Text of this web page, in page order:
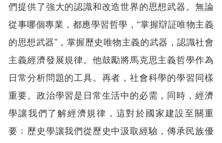
們提供了強大的認識和改造世界的思想武器。無論
從事哪個專業，都應學習哲學，“掌握辯証唯物主義
的思想武器”，掌握歷史唯物主義的武器，認識社會
主義經濟發展規律。他鼓勵將馬克思主義哲學作為
日常分析問題的工具。再者，社會科學的學習同樣
重要。政治學習是日常生活中的必需，同時，經濟
學讓我們了解經濟規律，這對於國家建設至關重
要﹔歷史學讓我們從歷史中汲取經驗，傳承民族優